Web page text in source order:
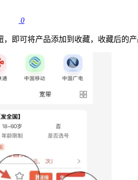
0
即可将产品添加到收藏，收藏后的